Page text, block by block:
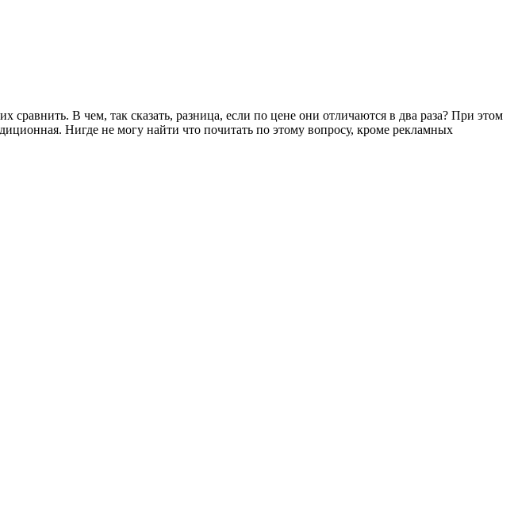
В чем, так сказать, разница, если по цене они отличаются в два раза? При этом
Нигде не могу найти что почитать по этому вопросу, кроме рекламных